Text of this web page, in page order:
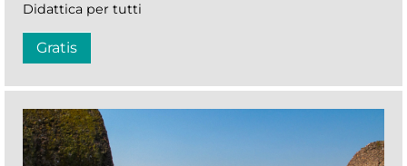
Didattica per tutti
Gratis